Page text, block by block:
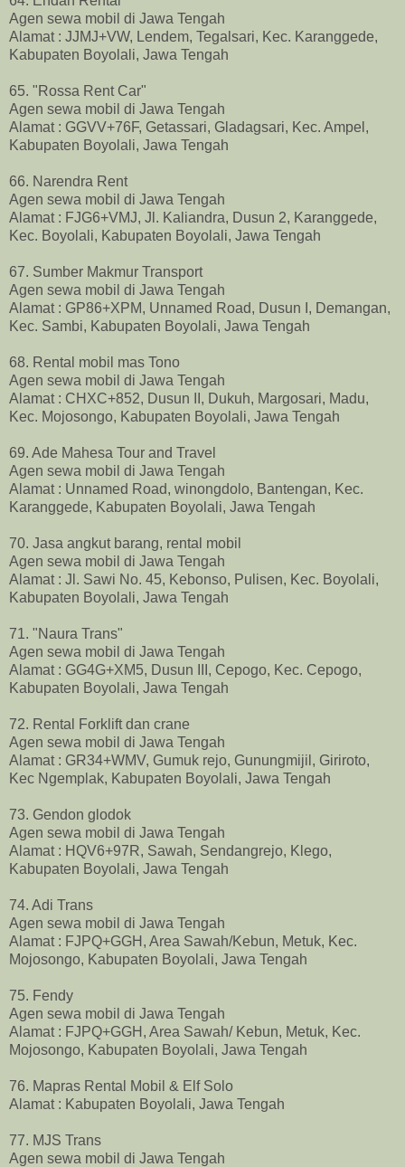
Agen sewa mobil di Jawa Tengah
Alamat : JJMJ+VW, Lendem, Tegalsari, Kec. Karanggede,
Kabupaten Boyolali, Jawa Tengah
65. "Rossa Rent Car"
Agen sewa mobil di Jawa Tengah
Alamat : GGVV+76F, Getassari, Gladagsari, Kec. Ampel,
Kabupaten Boyolali, Jawa Tengah
66. Narendra Rent
Agen sewa mobil di Jawa Tengah
Alamat : FJG6+VMJ, Jl. Kaliandra, Dusun 2, Karanggede,
Kec. Boyolali, Kabupaten Boyolali, Jawa Tengah
67. Sumber Makmur Transport
Agen sewa mobil di Jawa Tengah
Alamat : GP86+XPM, Unnamed Road, Dusun I, Demangan,
Kec. Sambi, Kabupaten Boyolali, Jawa Tengah
68. Rental mobil mas Tono
Agen sewa mobil di Jawa Tengah
Alamat : CHXC+852, Dusun II, Dukuh, Margosari, Madu,
Kec. Mojosongo, Kabupaten Boyolali, Jawa Tengah
69. Ade Mahesa Tour and Travel
Agen sewa mobil di Jawa Tengah
Alamat : Unnamed Road, winongdolo, Bantengan, Kec.
Karanggede, Kabupaten Boyolali, Jawa Tengah
70. Jasa angkut barang, rental mobil
Agen sewa mobil di Jawa Tengah
Alamat : Jl. Sawi No. 45, Kebonso, Pulisen, Kec. Boyolali,
Kabupaten Boyolali, Jawa Tengah
71. "Naura Trans"
Agen sewa mobil di Jawa Tengah
Alamat : GG4G+XM5, Dusun III, Cepogo, Kec. Cepogo,
Kabupaten Boyolali, Jawa Tengah
72. Rental Forklift dan crane
Agen sewa mobil di Jawa Tengah
Alamat : GR34+WMV, Gumuk rejo, Gunungmijil, Giriroto,
Kec Ngemplak, Kabupaten Boyolali, Jawa Tengah
73. Gendon glodok
Agen sewa mobil di Jawa Tengah
Alamat : HQV6+97R, Sawah, Sendangrejo, Klego,
Kabupaten Boyolali, Jawa Tengah
74. Adi Trans
Agen sewa mobil di Jawa Tengah
Alamat : FJPQ+GGH, Area Sawah/Kebun, Metuk, Kec.
Mojosongo, Kabupaten Boyolali, Jawa Tengah
75. Fendy
Agen sewa mobil di Jawa Tengah
Alamat : FJPQ+GGH, Area Sawah/ Kebun, Metuk, Kec.
Mojosongo, Kabupaten Boyolali, Jawa Tengah
76. Mapras Rental Mobil & Elf Solo
Alamat : Kabupaten Boyolali, Jawa Tengah
77. MJS Trans
Agen sewa mobil di Jawa Tengah